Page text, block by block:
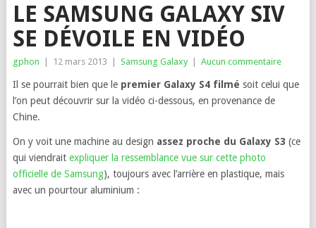
LE SAMSUNG GALAXY SIV
SE DÉVOILE EN VIDÉO
gphon 12 mars 2013 Samsung Galaxy Aucun commentaire
Il se pourrait bien que le premier Galaxy S4 filmé soit celui que
l’on peut découvrir sur la vidéo ci-dessous, en provenance de
Chine.
On y voit une machine au design assez proche du Galaxy S3 (ce
qui viendrait expliquer la ressemblance vue sur cette photo
officielle de Samsung), toujours avec l’arrière en plastique, mais
avec un pourtour aluminium :